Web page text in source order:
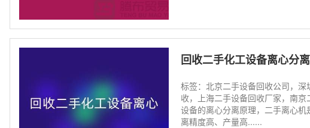
回收二手化工设备离心分
标签：北京二手设备回收公司，
收，上海二手设备回收厂家，南
设备的离心分离原理，二手离心
离精度高、产量高......